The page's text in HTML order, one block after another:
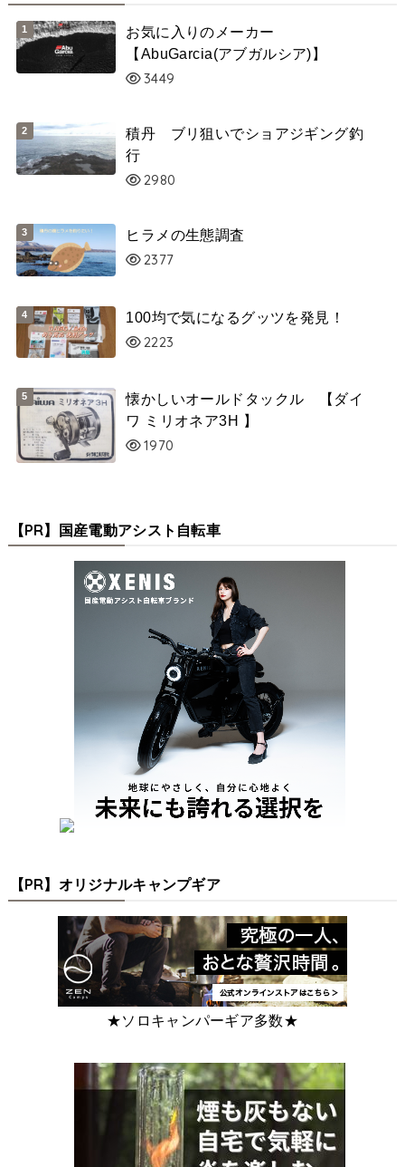
お気に入りのメーカー
【AbuGarcia(アブガルシア)】
3449
積丹 ブリ狙いでショアジギング釣
行
2980
ヒラメの生態調査
2377
100均で気になるグッツを発見！
2223
懐かしいオールドタックル 【ダイ
ワ ミリオネア3H 】
1970
【PR】国産電動アシスト自転車
【PR】オリジナルキャンプギア
★ソロキャンパーギア多数★